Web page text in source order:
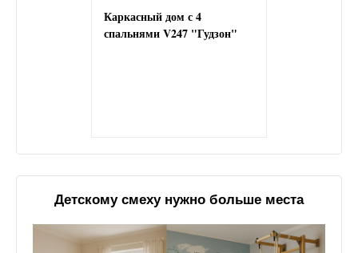
Каркасный дом с 4
спальнями V247 "Гудзон"
Детскому смеху нужно больше места